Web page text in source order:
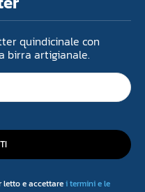
quindicinale con
birra artigianale.
letto e accettarei termini e le